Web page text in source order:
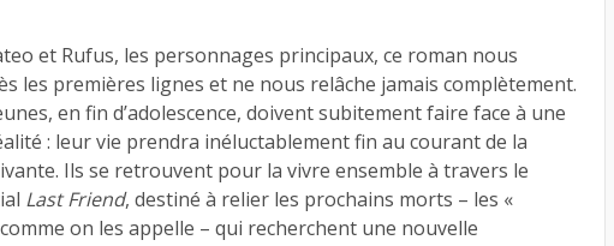
et Rufus, les personnages principaux, ce roman nous
les premières lignes et ne nous relâche jamais complètement.
en fin d’adolescence, doivent subitement faire face à une
: leur vie prendra inéluctablement fin au courant de la
Ils se retrouvent pour la vivre ensemble à travers le
Last Friend, destiné à relier les prochains morts – les «
on les appelle – qui recherchent une nouvelle